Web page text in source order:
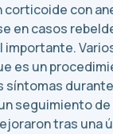
corticoide con
en casos
es un
síntomas
seguimiento
tras una